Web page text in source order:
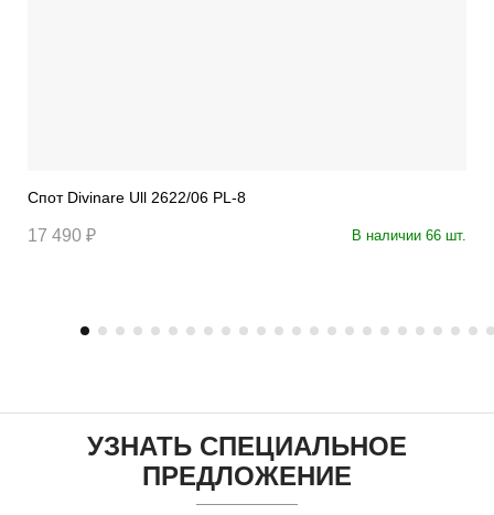
Спот Divinare Ull 2622/06 PL-8
17 490 ₽ В наличии 66 шт.
УЗНАТЬ СПЕЦИАЛЬНОЕ
ПРЕДЛОЖЕНИЕ